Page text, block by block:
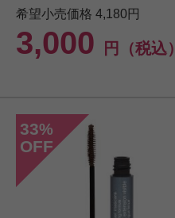
希望小売価格 4,180円
3,000 円（税込）
33%
OFF